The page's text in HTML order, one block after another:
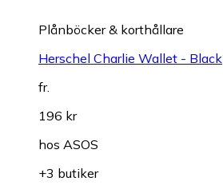
Plånböcker & korthållare
Herschel Charlie Wallet - Black
fr.
196 kr
hos ASOS
+3 butiker